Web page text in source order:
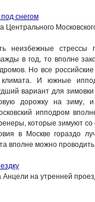
Центрального
неизбежные стрессы
в год, то вполне
Но все
И южные
вариант для
дорожку на
ипподром
которые зимуют
в Москве гораздо
вполне можно
Анцели на утренней